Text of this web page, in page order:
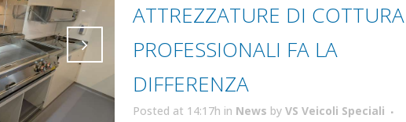
Attiva comando
ATTREZZATURE DI COTTURA
PROFESSIONALI FA LA
DIFFERENZA
Posted at 14:17h in News by VS Veicoli Speciali